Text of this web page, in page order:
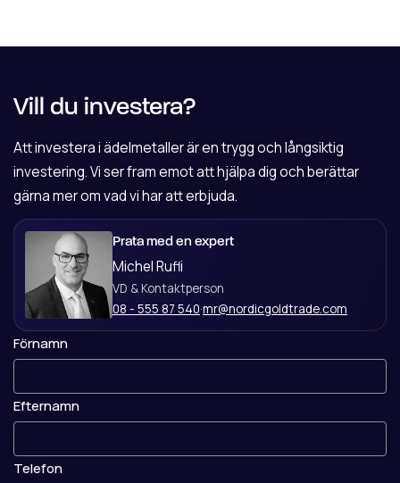
Vill du investera?
Att investera i ädelmetaller är en trygg och långsiktig
investering. Vi ser fram emot att hjälpa dig och berättar
gärna mer om vad vi har att erbjuda.
Prata med en expert
Michel Rufli
VD & Kontaktperson
08 - 555 87 540·mr@nordicgoldtrade.com
Förnamn
Efternamn
Telefon